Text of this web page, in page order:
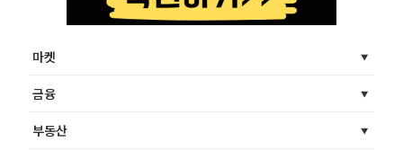
마켓
금융
부동산